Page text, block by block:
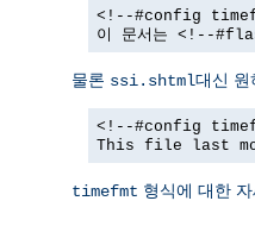
<!--#config
이 문서는 <!--
물론 ssi.shtml대신 원
<!--#config
This file last
timefmt 형식에 대한